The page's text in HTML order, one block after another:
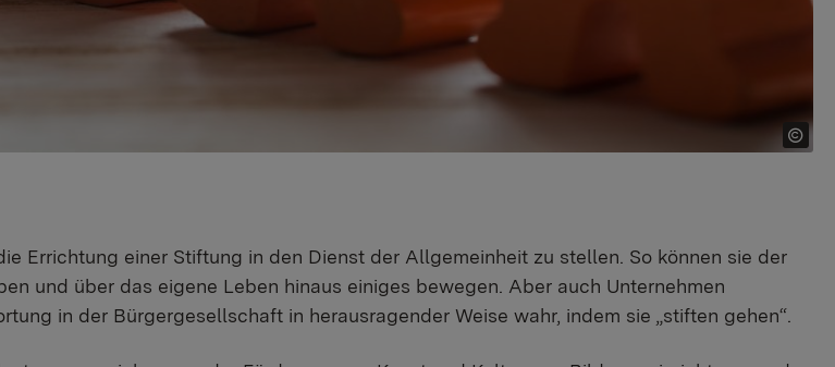
Errichtung einer Stiftung in den Dienst der Allgemeinheit zu stellen. So können sie der
und über das eigene Leben hinaus einiges bewegen. Aber auch Unternehmen
in der Bürgergesellschaft in herausragender Weise wahr, indem sie „stiften gehen“.